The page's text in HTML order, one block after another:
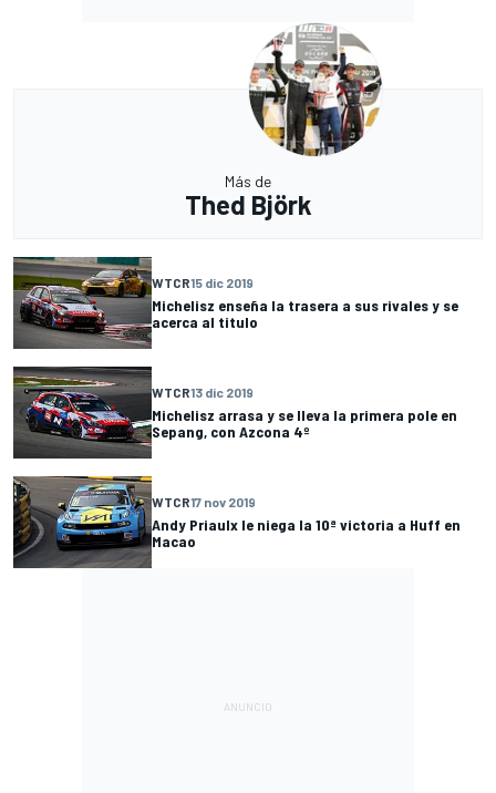
Más de
Thed Björk
WTCR15 dic 2019
Michelisz enseña la trasera a sus rivales y se
acerca al titulo
WTCR13 dic 2019
Michelisz arrasa y se lleva la primera pole en
Sepang, con Azcona 4º
WTCR17 nov 2019
Andy Priaulx le niega la 10ª victoria a Huff en
Macao